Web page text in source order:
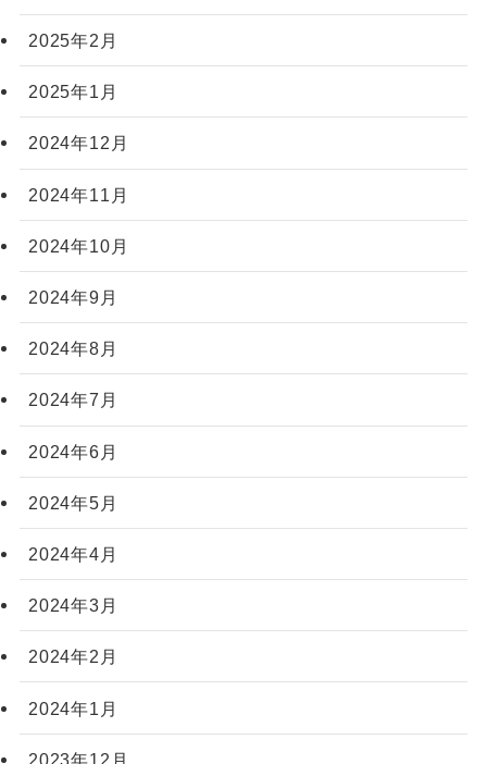
2025年2月
2025年1月
2024年12月
2024年11月
2024年10月
2024年9月
2024年8月
2024年7月
2024年6月
2024年5月
2024年4月
2024年3月
2024年2月
2024年1月
2023年12月